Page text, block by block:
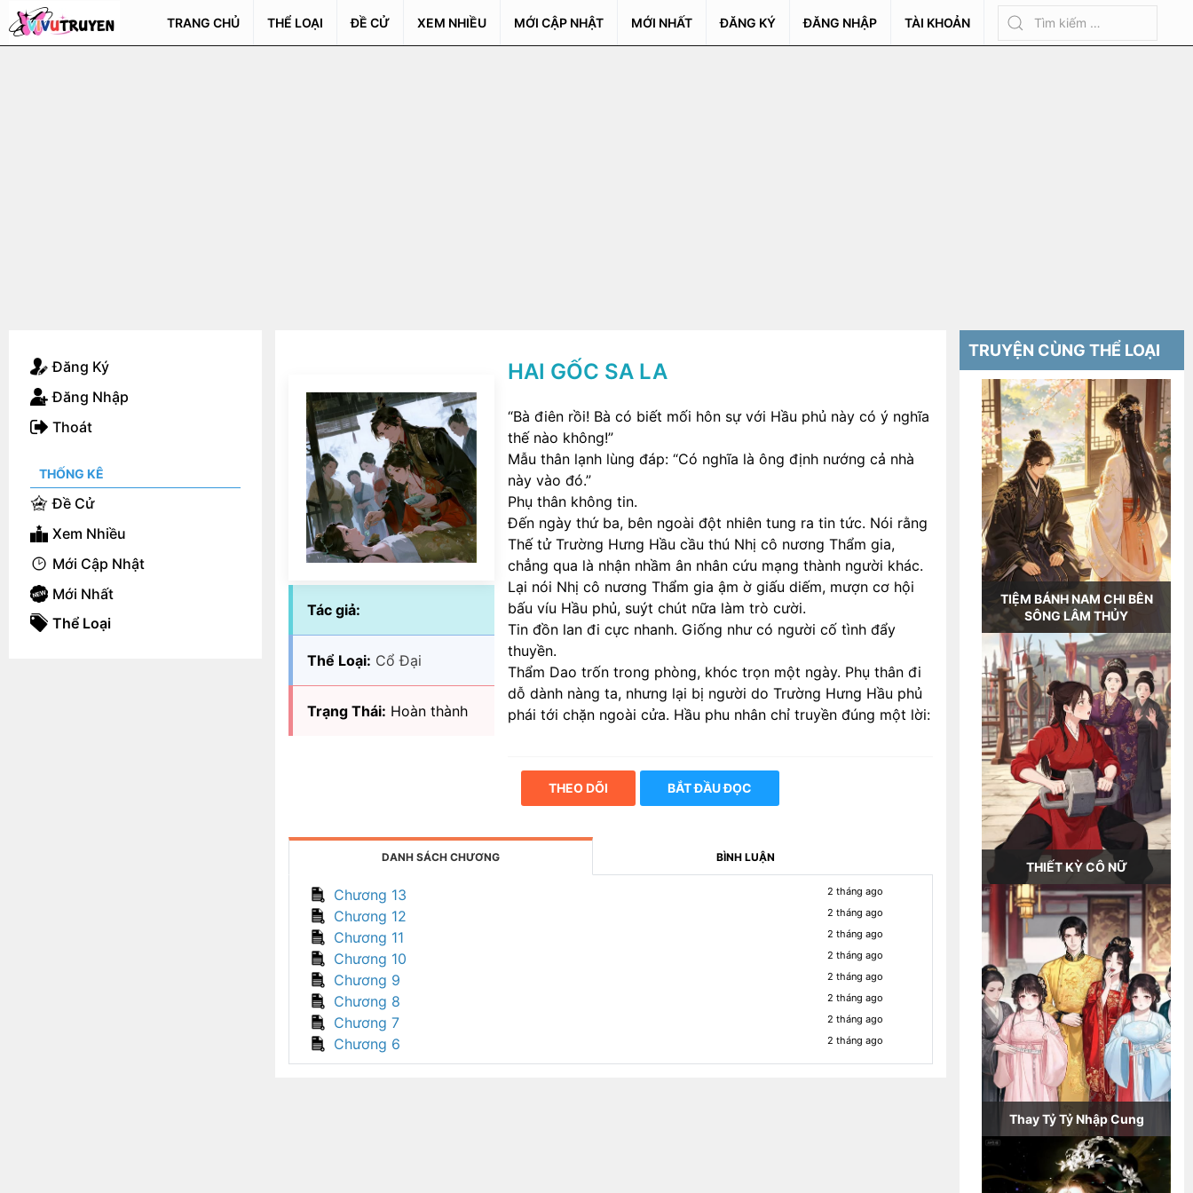
TRANG CHỦ THỂ LOẠI ĐỀ CỬ XEM NHIỀU MỚI CẬP NHẬT MỚI NHẤT ĐĂNG KÝ ĐĂNG NHẬP TÀI KHOẢN
HAI GỐC SA LA
Tác giả:
Thể Loại: Cổ Đại
Trạng Thái: Hoàn thành
“Bà điên rồi! Bà có biết mối hôn sự với Hầu phủ này có ý nghĩa
thế nào không!”
Mẫu thân lạnh lùng đáp: “Có nghĩa là ông định nướng cả nhà
này vào đó.”
Phụ thân không tin.
Đến ngày thứ ba, bên ngoài đột nhiên tung ra tin tức. Nói rằng
Thế tử Trường Hưng Hầu cầu thú Nhị cô nương Thẩm gia,
chẳng qua là nhận nhầm ân nhân cứu mạng thành người khác.
Lại nói Nhị cô nương Thẩm gia ậm ờ giấu diếm, mượn cơ hội
bấu víu Hầu phủ, suýt chút nữa làm trò cười.
Tin đồn lan đi cực nhanh. Giống như có người cố tình đẩy
thuyền.
Thẩm Dao trốn trong phòng, khóc trọn một ngày. Phụ thân đi
dỗ dành nàng ta, nhưng lại bị người do Trường Hưng Hầu phủ
phái tới chặn ngoài cửa. Hầu phu nhân chỉ truyền đúng một lời:
THEO DÕI BẮT ĐẦU ĐỌC
DANH SÁCH CHƯƠNG BÌNH LUẬN
Chương 13 2 tháng ago
Chương 12 2 tháng ago
Chương 11 2 tháng ago
Chương 10 2 tháng ago
Chương 9 2 tháng ago
Chương 8 2 tháng ago
Chương 7 2 tháng ago
Chương 6 2 tháng ago
Đăng Ký
Đăng Nhập
Thoát
THỐNG KÊ
Đề Cử
Xem Nhiều
Mới Cập Nhật
Mới Nhất
Thể Loại
TRUYỆN CÙNG THỂ LOẠI
TIỆM BÁNH NAM CHI BÊN
SÔNG LÂM THỦY
THIẾT KỲ CÔ NỮ
Thay Tỷ Tỷ Nhập Cung